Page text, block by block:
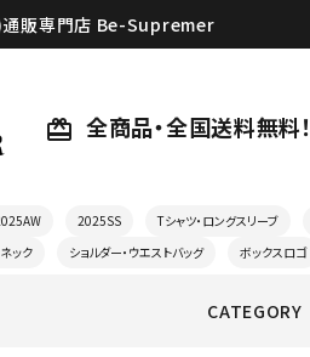
通販専門店 Be-Supremer
card_giftcard 全商品・全国送料無料！
2025SS Tシャツ・ロングスリーブ
ック
ショルダー・ウエストバッグ ボックスロゴ
CATEGORY